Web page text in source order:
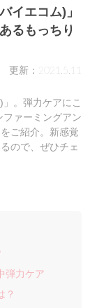
イエコム)」
るもっちり
更新：2021.5.11
。弾力ケアにこ
ァーミングアン
ご紹介。新感覚
ので、ぜひチェ
弾力ケア
？